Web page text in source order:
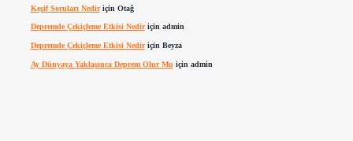
Keşif Soruları Nediriçin Otağ
Depremde Çekiçleme Etkisi Nediriçin admin
Depremde Çekiçleme Etkisi Nediriçin Beyza
Ay Dünyaya Yaklaşınca Deprem Olur Mu için admin